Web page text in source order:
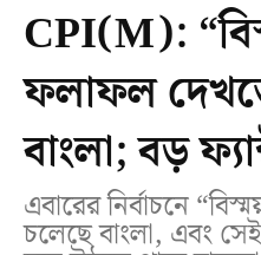
CPI(M):
ফলাফল
বাংলা; বড়
এবারের নির্বাচনে
চলেছে বাংলা, এবং